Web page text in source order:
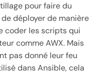
pour faire du
déployer de manière
coder les scripts qui
comme AWX. Mais
pas donné leur feu
dans Ansible, cela